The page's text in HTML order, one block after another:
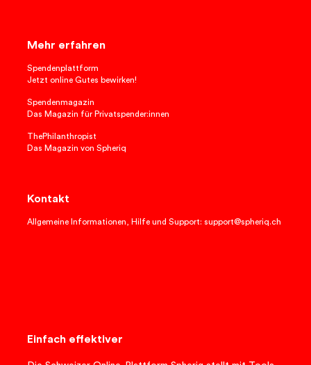
Mehr erfahren
Spendenplattform
Jetzt online Gutes bewirken!
Spendenmagazin
Das Magazin für Privatspender:innen
ThePhilanthropist
Das Magazin von Spheriq
Kontakt
Allgemeine Informationen, Hilfe und Support: support@spheriq.ch
Einfach effektiver